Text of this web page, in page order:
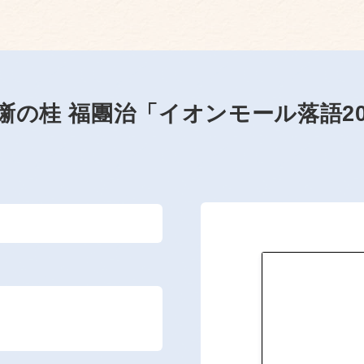
の桂 福團治「イオンモール落語